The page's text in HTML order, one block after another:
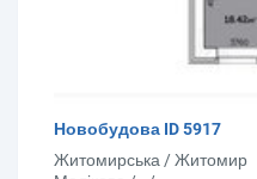
Новобудова ID 5917
Житомирська / Житомир